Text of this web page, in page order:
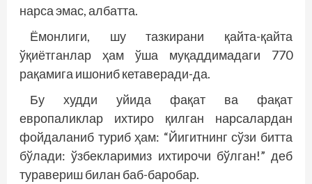
нарса эмас, албатта.
Ёмонлиги, шу тазкирани қайта-қайта
ўқиётганлар ҳам ўша муқаддимадаги 770
рақамига ишониб кетаверади-да.
Бу худди уйида фақат ва фақат
европаликлар ихтиро қилган нарсалардан
фойдаланиб туриб ҳам: “Йигитнинг сўзи битта
бўлади: ўзбекларимиз ихтирочи бўлган!” деб
туравериш билан баб-баробар.